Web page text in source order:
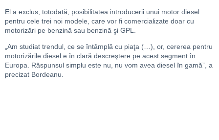
El a exclus, totodată, posibilitatea introducerii unui motor diesel
pentru cele trei noi modele, care vor fi comercializate doar cu
motorizări pe benzină sau benzină şi GPL.
„Am studiat trendul, ce se întâmplă cu piaţa (…), or, cererea pentru
motorizările diesel e în clară descreştere pe acest segment în
Europa. Răspunsul simplu este nu, nu vom avea diesel în gamă”, a
precizat Bordeanu.